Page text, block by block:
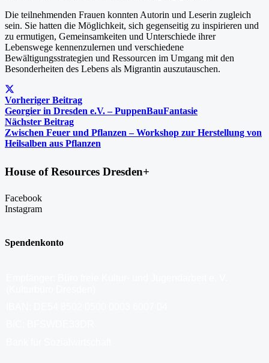
Die teilnehmenden Frauen konnten Autorin und Leserin zugleich
sein. Sie hatten die Möglichkeit, sich gegenseitig zu inspirieren und
zu ermutigen, Gemeinsamkeiten und Unterschiede ihrer
Lebenswege kennenzulernen und verschiedene
Bewältigungsstrategien und Ressourcen im Umgang mit den
Besonderheiten des Lebens als Migrantin auszutauschen.
Vorheriger Beitrag
Georgier in Dresden e.V. – PuppenBauFantasie
Nächster Beitrag
Zwischen Feuer und Pflanzen – Workshop zur Herstellung von
Heilsalben aus Pflanzen
House of Resources Dresden+
Facebook
Instagram
Spendenkonto